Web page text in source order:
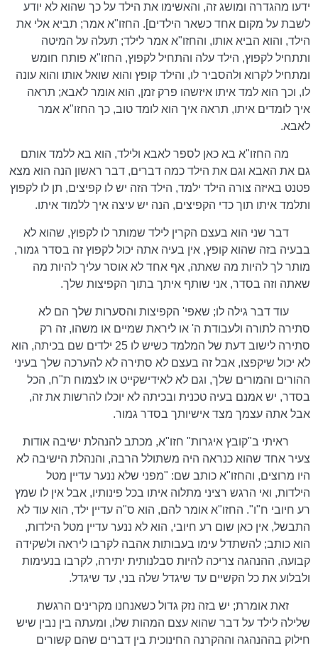
ידעו מהגדרה ומושג זה, והאשימו את הילד על כך שהוא לא יודע
לשבת על מקום אחד כשאר הילדים]. החזו"א אמר; תביא אלי את
הילד, והוא הביא אותו, והחזו"א אמר לילד; תעלה על המיטה
ותתחיל לקפוץ, הילד עלה והתחיל לקפוץ, החזו"א פותח חומש
ומתחיל לקרוא ולהסביר לו, והילד קופץ והוא שואל אותו והוא עונה
לו, וכך הוא למד איתו איזשהו פרק זמן, הוא אומר לאבא; תראה
איך לומדים איתו, תראה איך הוא לומד טוב, כך החזו"א אמר
לאבא.
מה החזו"א בא כאן לספר לאבא ולילד, הוא בא ללמד אותם
גם את האבא וגם את הילד כמה דברים, דבר ראשון הנה הוא מצא
פטנט באיזה צורה הילד ילמד, הילד הזה יש לו קפיצים, תן לו לקפוץ
ותלמד איתו תוך כדי הקפיצים, הנה יש עיצה איך ללמוד איתו.
דבר שני הוא בעצם הקרין לילד שמותר לו לקפוץ, שהוא לא
בבעיה בזה שהוא קופץ, אין בעיה אתה יכול לקפוץ זה בסדר גמור,
מותר לך להיות מה שאתה, אף אחד לא אוסר עליך להיות מה
שאתה וזה בסדר, אני שותף איתך בתוך הקפיצות שלך.
עוד דבר גילה לו; שאפי' הקפיצות והסערות שלך הם לא
סתירה לתורה ולעבודת ה' או ליראת שמיים או משהו, זה רק
סתירה לישוב דעת של המלמד כשיש לו 25 ילדים שם בכיתה, הוא
לא יכול שיקפצו, אבל זה בעצם לא סתירה לא להערכה שלך בעיני
ההורים והמורים שלך, וגם לא לאידישקייט או לצמוח ת"ח, הכל
בסדר, יש אמנם בעיה טכנית ובכיתה לא יוכלו להרשות את זה,
אבל אתה עצמך מצד אישיותך בסדר גמור.
ראיתי ב"קובץ איגרות" חזו"א, מכתב להנהלת ישיבה אודות
צעיר אחד שהוא כנראה היה משתולל הרבה, והנהלת הישיבה לא
היו מרוצים, והחזו"א כותב שם: "מפני שלא ננער עדיין מטל
הילדות, ואי הרגש רציני מתלוה איתו בכל פינותיו, אבל אין לו שמץ
רע חיובי ח"ו". החזו"א אומר להם, הוא ס"ה עדיין ילד, הוא עוד לא
התבשל, אין כאן שום רע חיובי, הוא לא ננער עדיין מטל הילדות,
הוא כותב; להשתדל עימו בעבותות אהבה לקרבו ליראה ולשקידה
קבועה, ההנהגה צריכה להיות סבלנותית יתירה, לקרבו בנעימות
ולבלוע את כל הקשיים עד שיגדל שלה בני, עד שיגדל.
זאת אומרת; יש בזה נזק גדול כשאנחנו מקרינים הרגשת
שלילה לילד על דבר שהוא עצם המהות שלו, ומעתה בין נבין שיש
חילוק בההנהגה וההקרנה החינוכית בין דברים שהם קשורים